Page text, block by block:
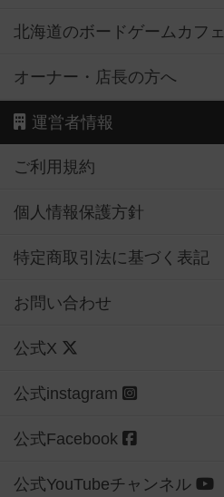
北海道のボードゲームカフェ
オーナー・店長の方へ
運営者情報
ご利用規約
個人情報保護方針
特定商取引法に基づく表記
お問い合わせ
公式X
公式instagram
公式Facebook
公式YouTubeチャンネル